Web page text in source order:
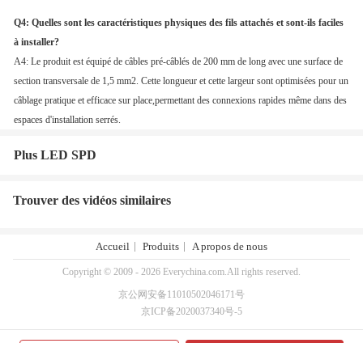
Q4: Quelles sont les caractéristiques physiques des fils attachés et sont-ils faciles
à installer?
A4: Le produit est équipé de câbles pré-câblés de 200 mm de long avec une surface de
section transversale de 1,5 mm2. Cette longueur et cette largeur sont optimisées pour un
câblage pratique et efficace sur place,permettant des connexions rapides même dans des
espaces d'installation serrés.
Plus LED SPD
Trouver des vidéos similaires
Accueil Produits A propos de nous
Copyright © 2009 - 2026 Everychina.com.All rights reserved.
京公网安备11010502046171号
京ICP备2020037340号-5